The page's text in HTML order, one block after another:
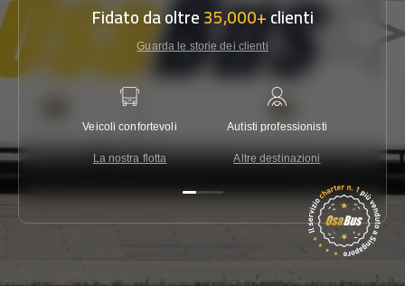
Fidato da oltre35,000+clienti
Guarda le storie dei clienti
Veicoli confortevoli
La nostra flotta
Autisti professionisti
Altre destinazioni